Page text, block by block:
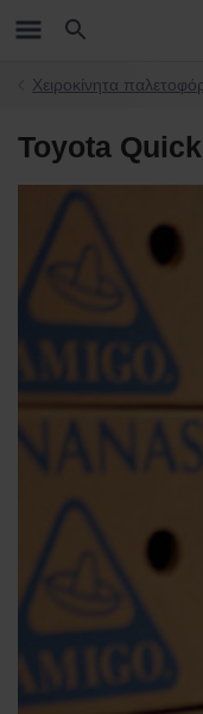
Χειροκίνητα
Toyota